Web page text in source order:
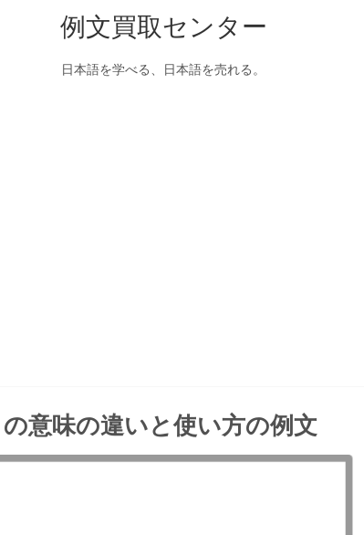
例文買取センター
日本語を学べる、日本語を売れる。
意味の違いと使い方の例文